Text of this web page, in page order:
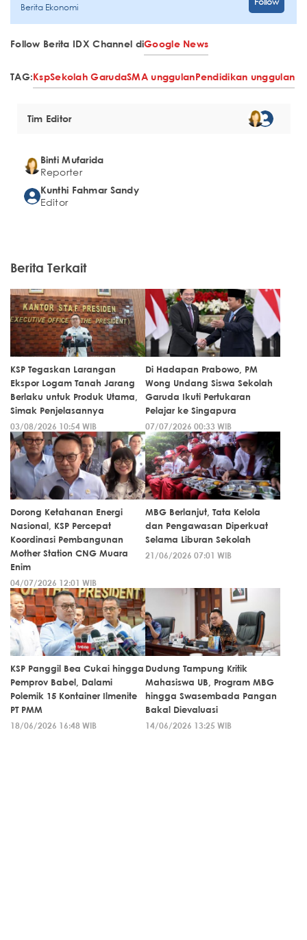
Berita Ekonomi
Follow Berita IDX Channel diGoogle News
TAG:KspSekolah GarudaSMA unggulanPendidikan unggulan
Tim Editor
Binti Mufarida
Reporter
Kunthi Fahmar Sandy
Editor
Berita Terkait
KSP Tegaskan Larangan
Ekspor Logam Tanah Jarang
Berlaku untuk Produk Utama,
Simak Penjelasannya
03/08/2026 10:54 WIB
Di Hadapan Prabowo, PM
Wong Undang Siswa Sekolah
Garuda Ikuti Pertukaran
Pelajar ke Singapura
07/07/2026 00:33 WIB
Dorong Ketahanan Energi
Nasional, KSP Percepat
Koordinasi Pembangunan
Mother Station CNG Muara
Enim
04/07/2026 12:01 WIB
MBG Berlanjut, Tata Kelola
dan Pengawasan Diperkuat
Selama Liburan Sekolah
21/06/2026 07:01 WIB
KSP Panggil Bea Cukai hingga
Pemprov Babel, Dalami
Polemik 15 Kontainer Ilmenite
PT PMM
18/06/2026 16:48 WIB
Dudung Tampung Kritik
Mahasiswa UB, Program MBG
hingga Swasembada Pangan
Bakal Dievaluasi
14/06/2026 13:25 WIB